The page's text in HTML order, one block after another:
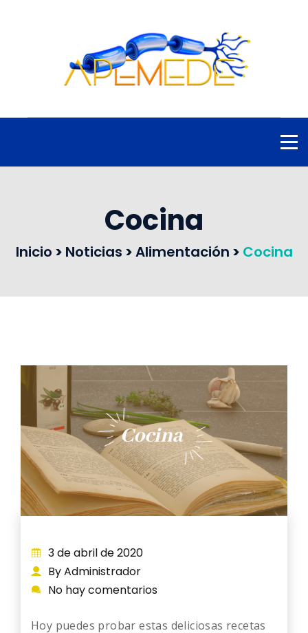
Cocina
Inicio > Noticias >Alimentación > Cocina
3 de abril de 2020
By Administrador
No hay comentarios
Hoy puedes probar estas deliciosas recetas